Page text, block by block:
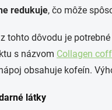
redukuje, čo môže
tohto dôvodu je
s názvom Collagen
obsahuje kofeín.
látky